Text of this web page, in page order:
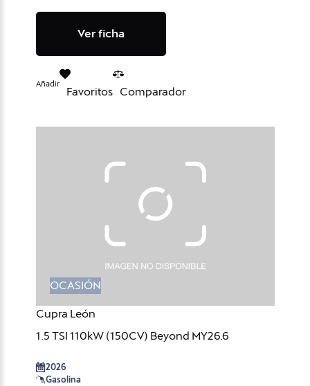
Ver ficha
Añadir
Favoritos Comparador
OCASIÓN
Cupra León
1.5 TSI 110kW (150CV) Beyond MY26.6
2026
Gasolina